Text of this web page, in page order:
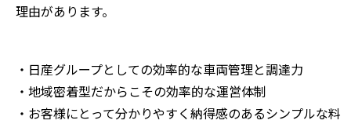
理由があります。
・日産グループとしての効率的な車両管理と調達力
・地域密着型だからこその効率的な運営体制
・お客様にとって分かりやすく納得感のあるシンプルな料